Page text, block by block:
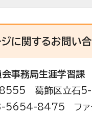
に関するお問い
事務局生涯学習課
葛飾区立石
5654-8475 ファ